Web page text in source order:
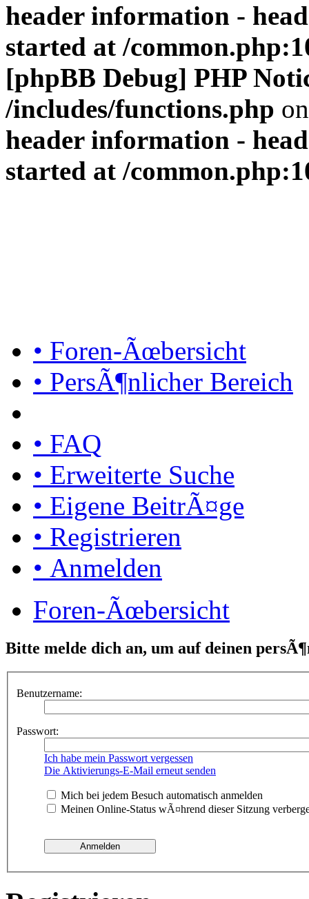
header information -
started at /
[phpBB Debug] PHP
/includes/functions.php
header information -
started at /
• Foren-Ãœbersicht
• PersÃ¶nlicher Bereich
• FAQ
• Erweiterte Suche
• Eigene BeitrÃ¤ge
• Registrieren
• Anmelden
Foren-Ãœbersicht
Bitte melde dich an, um auf deinen
Benutzername:
Passwort:
Ich habe mein Passwort vergessen
Die Aktivierungs-E-Mail erneut senden
Mich bei jedem Besuch automatisch anmelden
Meinen Online-Status wÃ¤hrend dieser Sitzung